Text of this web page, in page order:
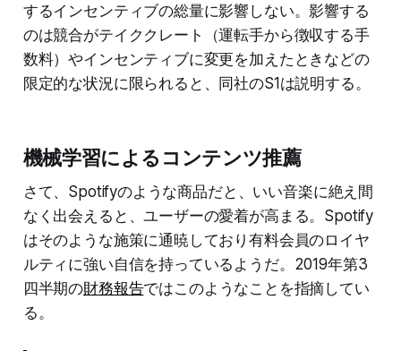
するインセンティブの総量に影響しない。影響する
のは競合がテイククレート（運転手から徴収する手
数料）やインセンティブに変更を加えたときなどの
限定的な状況に限られると、同社のS1は説明する。
機械学習によるコンテンツ推薦
さて、Spotifyのような商品だと、いい音楽に絶え間
なく出会えると、ユーザーの愛着が高まる。Spotify
はそのような施策に通暁しており有料会員のロイヤ
ルティに強い自信を持っているようだ。2019年第3
四半期の財務報告ではこのようなことを指摘してい
る。